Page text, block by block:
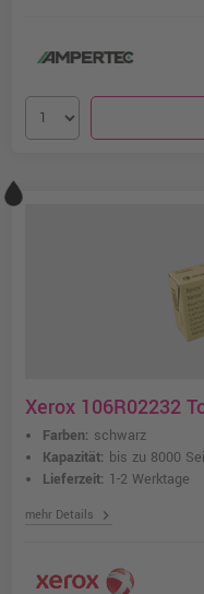
Xerox 106R02232
Farben: schwarz
Kapazität: bis zu 8000
Lieferzeit: 1-2 Werktage
mehr Details chevron_right